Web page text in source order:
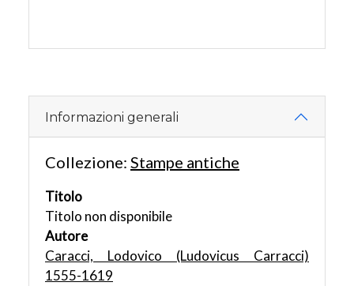
Informazioni generali
Collezione: Stampe antiche
Titolo
Titolo non disponibile
Autore
Caracci, Lodovico (Ludovicus Carracci)
1555-1619